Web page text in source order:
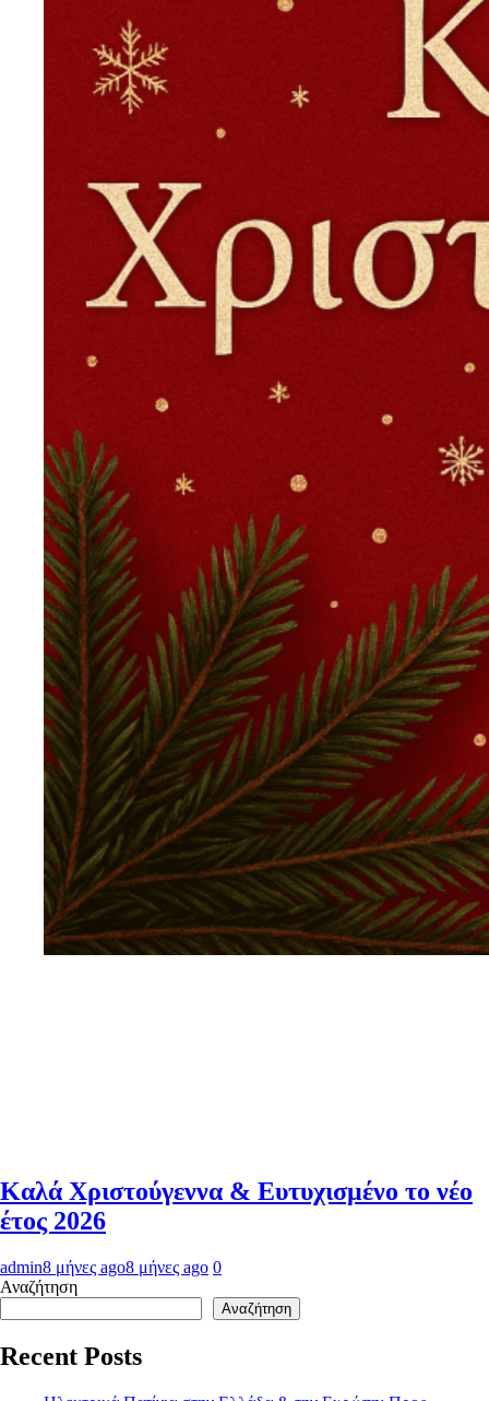
Καλά Χριστούγεννα & Ευτυχισμένο το νέο
έτος 2026
admin8 μήνες ago8 μήνες ago 0
Αναζήτηση
Αναζήτηση
Recent Posts